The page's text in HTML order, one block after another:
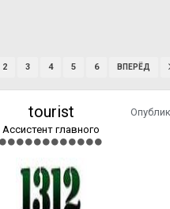
2 3 4 5 6 ВПЕРЁД
tourist
Ассистент главного